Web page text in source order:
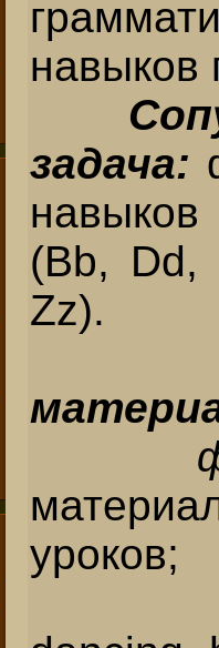
навыков
задача:
(Вb, Dd,
Zz).
уроков;